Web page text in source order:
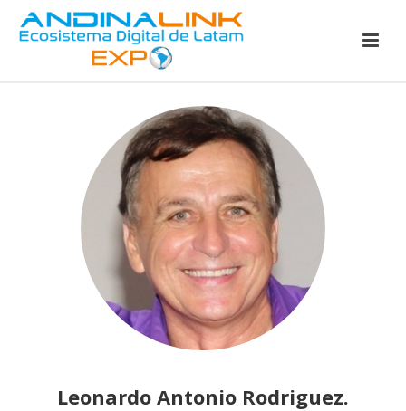
Leonardo Antonio Rodriguez.